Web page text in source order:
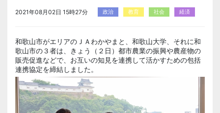
2021年08月02日 15時27分 政治 教育 社会 経済
和歌山市がエリアのＪＡわかやまと、和歌山大学、それに和
歌山市の３者は、きょう（２日）都市農業の振興や農産物の
販売促進などで、お互いの知見を連携して活かすための包括
連携協定を締結しました。